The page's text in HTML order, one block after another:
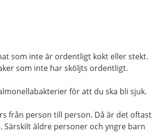
som inte är ordentligt kokt eller stekt.
som inte har sköljts ordentligt.
för att du ska bli sjuk.
från person till person. Då är det oftast
äldre personer och yngre barn